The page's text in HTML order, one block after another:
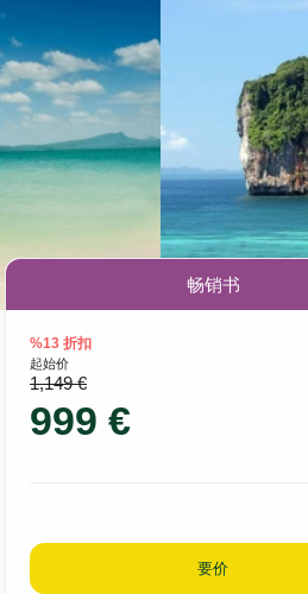
畅销书
%13 折扣
起始价
1,149 €
999 €
要价